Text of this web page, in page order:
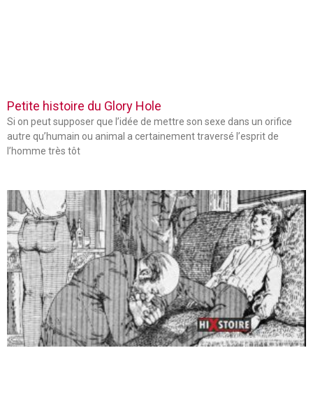
Petite histoire du Glory Hole
Si on peut supposer que l’idée de mettre son sexe dans un orifice
autre qu’humain ou animal a certainement traversé l’esprit de
l’homme très tôt